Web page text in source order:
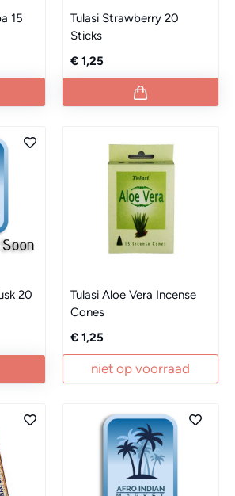
15
Tulasi Strawberry 20
Sticks
€ 1,25
20
Tulasi Aloe Vera Incense
Cones
€ 1,25
niet op voorraad